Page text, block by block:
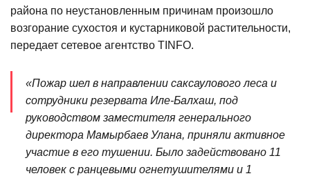
района по неустановленным причинам произошло
возгорание сухостоя и кустарниковой растительности,
передает сетевое агентство TINFO.
«Пожар шел в направлении саксаулового леса и
сотрудники резервата Иле-Балхаш, под
руководством заместителя генерального
директора Мамырбаев Улана, приняли активное
участие в его тушении. Было задействовано 11
человек с ранцевыми огнетушителями и 1